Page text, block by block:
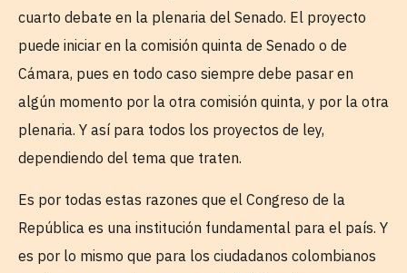
cuarto debate en la plenaria del Senado. El proyecto
puede iniciar en la comisión quinta de Senado o de
Cámara, pues en todo caso siempre debe pasar en
algún momento por la otra comisión quinta, y por la otra
plenaria. Y así para todos los proyectos de ley,
dependiendo del tema que traten.
Es por todas estas razones que el Congreso de la
República es una institución fundamental para el país. Y
es por lo mismo que para los ciudadanos colombianos